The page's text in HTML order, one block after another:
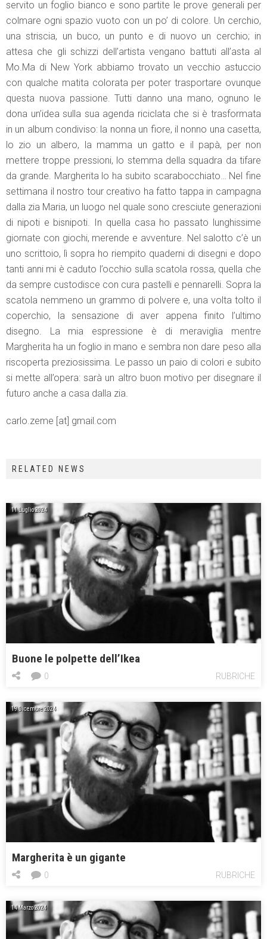
servito un foglio bianco e sono partite le prove generali per
colmare ogni spazio vuoto con un po’ di colore. Un cerchio,
una striscia, un buco, un punto e di nuovo un cerchio; in
attesa che gli schizzi dell’artista vengano battuti all’asta al
Mo.Ma di New York abbiamo trovato un vecchio astuccio
con qualche matita colorata per poter trasportare ovunque
questa nuova passione. Tutti danno una mano, ognuno le
dona un’idea sulla sua agenda riciclata che si è trasformata
in un album condiviso: la nonna un fiore, il nonno una casetta,
lo zio un albero, la mamma un gatto e il papà, per non
mettere troppe pressioni, lo stemma della squadra da tifare
da grande. Margherita lo ha subito scarabocchiato… Nel fine
settimana il nostro tour creativo ha fatto tappa in campagna
dalla zia Maria, un luogo nel quale sono cresciute generazioni
di nipoti e bisnipoti. In quella casa ho passato lunghissime
giornate con giochi, merende e avventure. Nel salotto c’è un
uno scrittoio, lì sopra ho riempito quaderni di disegni e dopo
tanti anni mi è caduto l’occhio sulla scatola rossa, quella che
da sempre custodisce con cura pastelli e pennarelli. Sopra la
scatola nemmeno un grammo di polvere e, una volta tolto il
coperchio, la sensazione di aver appena finito l’ultimo
disegno. La mia espressione è di meraviglia mentre
Margherita ha un foglio in mano e sembra non dare peso alla
riscoperta preziosissima. Le passo un paio di colori e subito
si mette all’opera: sarà un altro buon motivo per disegnare il
futuro anche a casa dalla zia.
carlo.zeme [at] gmail.com
RELATED NEWS
11 Luglio 2024
Buone le polpette dell’Ikea
RUBRICHE
0
19 Dicembre 2024
Margherita è un gigante
RUBRICHE
0
14 Marzo 2024